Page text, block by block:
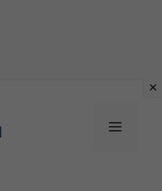
MENU